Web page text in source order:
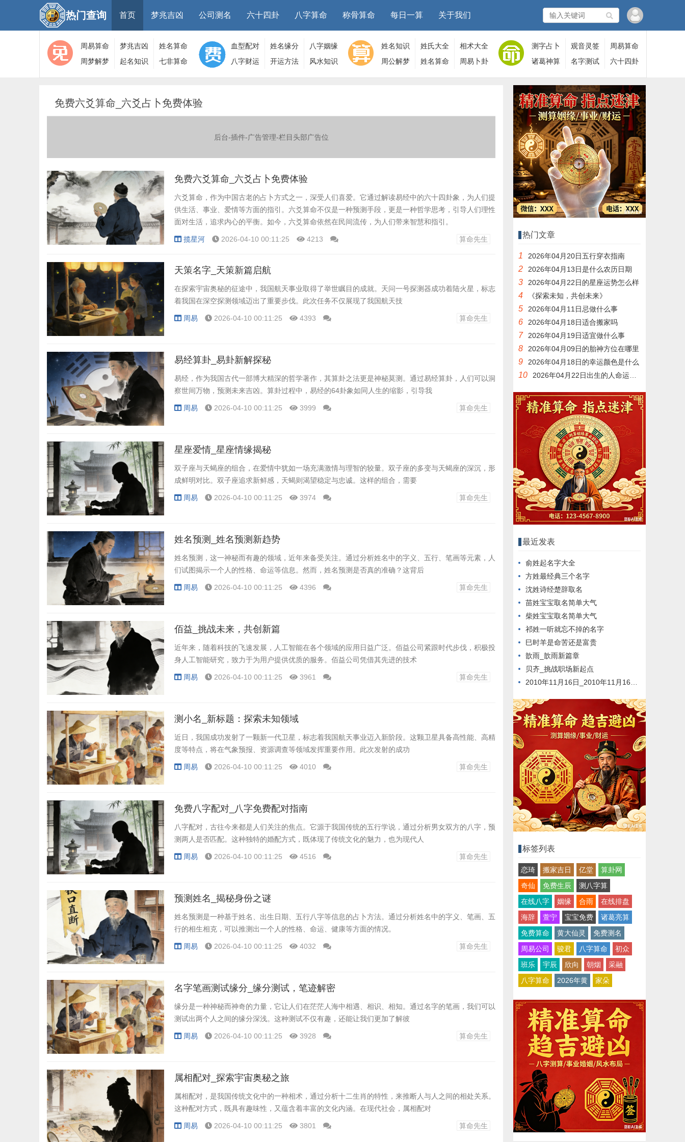
热门查询 首页 梦兆吉凶 公司测名 六十四卦 八字算命 称骨算命 每日一算 关于我们
周易算命 梦兆吉凶
姓名算命
周梦解梦
大全
起名知识
算命
七非算命
网
血型配对 姓名缘分
八字姻缘
八字财运
开运方法 风水知识
姓名知识 姓氏大全
相术大全
周公解梦
姓名算命 周易卜卦
测字占卜 观音灵签
周易算命
诸葛神算
名字测试 六十四卦
免费六爻算命_六爻占卜免费体验
后台-插件-广告管理-栏目头部广告位
免费六爻算命_六爻占卜免费体验
六爻算命，作为中国古老的占卜方式之一，深受人们喜爱。它通过解读易经中的六十四卦象，为人们提
供生活、事业、爱情等方面的指引。六爻算命不仅是一种预测手段，更是一种哲学思考，引导人们理性
面对生活，追求内心的平衡。如今，六爻算命依然在民间流传，为人们带来智慧和指引。
揽星河 2026-04-10 00:11:25 4213 算命先生
天策名字_天策新篇启航
在探索宇宙奥秘的征途中，我国航天事业取得了举世瞩目的成就。天问一号探测器成功着陆火星，标志
着我国在深空探测领域迈出了重要步伐。此次任务不仅展现了我国航天技
周易 2026-04-10 00:11:25 4393 算命先生
易经算卦_易卦新解探秘
易经，作为我国古代一部博大精深的哲学著作，其算卦之法更是神秘莫测。通过易经算卦，人们可以洞
察世间万物，预测未来吉凶。算卦过程中，易经的64卦象如同人生的缩影，引导我
周易 2026-04-10 00:11:25 3999 算命先生
星座爱情_星座情缘揭秘
双子座与天蝎座的组合，在爱情中犹如一场充满激情与理智的较量。双子座的多变与天蝎座的深沉，形
成鲜明对比。双子座追求新鲜感，天蝎则渴望稳定与忠诚。这样的组合，需要
周易 2026-04-10 00:11:25 3974 算命先生
姓名预测_姓名预测新趋势
姓名预测，这一神秘而有趣的领域，近年来备受关注。通过分析姓名中的字义、五行、笔画等元素，人
们试图揭示一个人的性格、命运等信息。然而，姓名预测是否真的准确？这背后
周易 2026-04-10 00:11:25 4396 算命先生
佰益_挑战未来，共创新篇
近年来，随着科技的飞速发展，人工智能在各个领域的应用日益广泛。佰益公司紧跟时代步伐，积极投
身人工智能研究，致力于为用户提供优质的服务。佰益公司凭借其先进的技术
周易 2026-04-10 00:11:25 3961 算命先生
测小名_新标题：探索未知领域
近日，我国成功发射了一颗新一代卫星，标志着我国航天事业迈入新阶段。这颗卫星具备高性能、高精
度等特点，将在气象预报、资源调查等领域发挥重要作用。此次发射的成功
周易 2026-04-10 00:11:25 4010 算命先生
免费八字配对_八字免费配对指南
八字配对，古往今来都是人们关注的焦点。它源于我国传统的五行学说，通过分析男女双方的八字，预
测两人是否匹配。这种独特的婚配方式，既体现了传统文化的魅力，也为现代人
周易 2026-04-10 00:11:25 4516 算命先生
预测姓名_揭秘身份之谜
姓名预测是一种基于姓名、出生日期、五行八字等信息的占卜方法。通过分析姓名中的字义、笔画、五
行的相生相克，可以推测出一个人的性格、命运、健康等方面的情况。
周易 2026-04-10 00:11:25 4032 算命先生
名字笔画测试缘分_缘分测试，笔迹解密
缘分是一种神秘而神奇的力量，它让人们在茫茫人海中相遇、相识、相知。通过名字的笔画，我们可以
测试出两个人之间的缘分深浅。这种测试不仅有趣，还能让我们更加了解彼
周易 2026-04-10 00:11:25 3928 算命先生
属相配对_探索宇宙奥秘之旅
属相配对，是我国传统文化中的一种相术，通过分析十二生肖的特性，来推断人与人之间的相处关系。
这种配对方式，既具有趣味性，又蕴含着丰富的文化内涵。在现代社会，属相配对
周易 2026-04-10 00:11:25 3801 算命先生
热门文章
1 2026年04月20日五行穿衣指南
2 2026年04月13日是什么农历日期
3 2026年04月22日的星座运势怎么样
4 《探索未知，共创未来》
5 2026年04月11日忌做什么事
6 2026年04月18日适合搬家吗
7 2026年04月19日适宜做什么事
8 2026年04月09日的胎神方位在哪里
9 2026年04月18日的幸运颜色是什么
10 2026年04月22日出生的人命运如何
最近发表
俞姓起名字大全
方姓最经典三个名字
沈姓诗经楚辞取名
苗姓宝宝取名简单大气
柴姓宝宝取名简单大气
祁姓一听就忘不掉的名字
巳时羊是命苦还是富贵
歆雨_歆雨新篇章
贝齐_挑战职场新起点
2010年11月16日_2010年11月16日新闻回顾
标签列表
恋琦 搬家吉日 亿堂
算卦网
奇仙
免费生辰
测八字算
在线八字
姻缘 合雨
在线排盘
海辞
萱宁 宝宝免费
诸葛亮算
免费算命
黄大仙灵
免费测名
周易公司
骏君 八字算命
初众
班乐
宇辰 欣向 朝烟
采融
八字算命
2026年黄 家朵